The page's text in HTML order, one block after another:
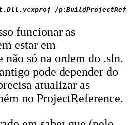
funcionar as
estar em
não só na ordem do .sln.
pode depender do
atualizar as
no ProjectReference.